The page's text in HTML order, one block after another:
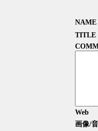
NAME
TITLE
Web
画像/